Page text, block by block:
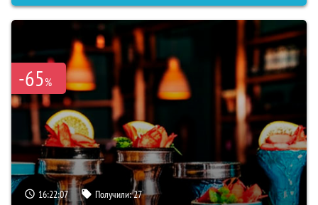
-65%
16:22:06 Получили:27